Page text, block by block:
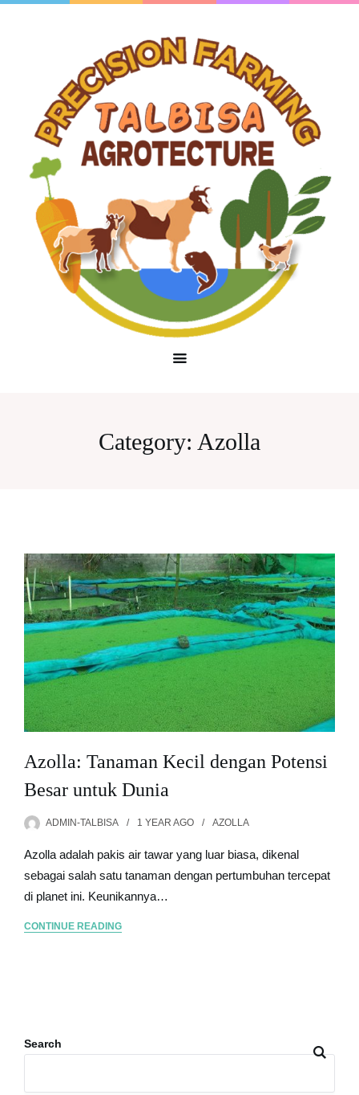
Category: Azolla
Azolla: Tanaman Kecil dengan Potensi
Besar untuk Dunia
ADMIN-TALBISA 1 YEAR AGO AZOLLA
Azolla adalah pakis air tawar yang luar biasa, dikenal
sebagai salah satu tanaman dengan pertumbuhan tercepat
di planet ini. Keunikannya…
CONTINUE READING
Search